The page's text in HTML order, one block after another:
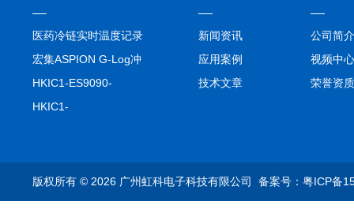
医药冷链实时温度记录
仪TIVE Solo 5G
宏集ASPION G-Log冲
击记录仪
HKIC1-ES9090-
setA100/1000base-T1
HKIC1-
析仪
新闻资讯
应用案例
技术文章
公司简介
视频中心
荣誉资质
版权所有 © 2026 广州虹科电子科技有限公司 备案号：粤ICP备